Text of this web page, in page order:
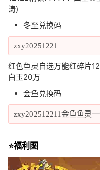
涛)
冬至兑换码
zxy20251221
红色鱼灵自选万能红碎片
白玉20万
金鱼兑换码
zxy202512211金鱼鱼灵
⭐福利图